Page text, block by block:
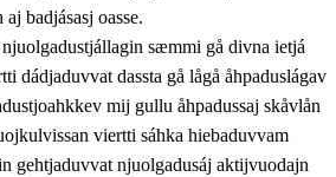
badjásasj oasse.
njuolgadustjállagin sæmmi gå divna ietjá
dádjaduvvat dassta gå lågå åhpaduslágav
mij gullu åhpadussaj skåvlån
viertti sáhka hiebaduvvam
gehtjaduvvat njuolgadusáj aktijvuodajn